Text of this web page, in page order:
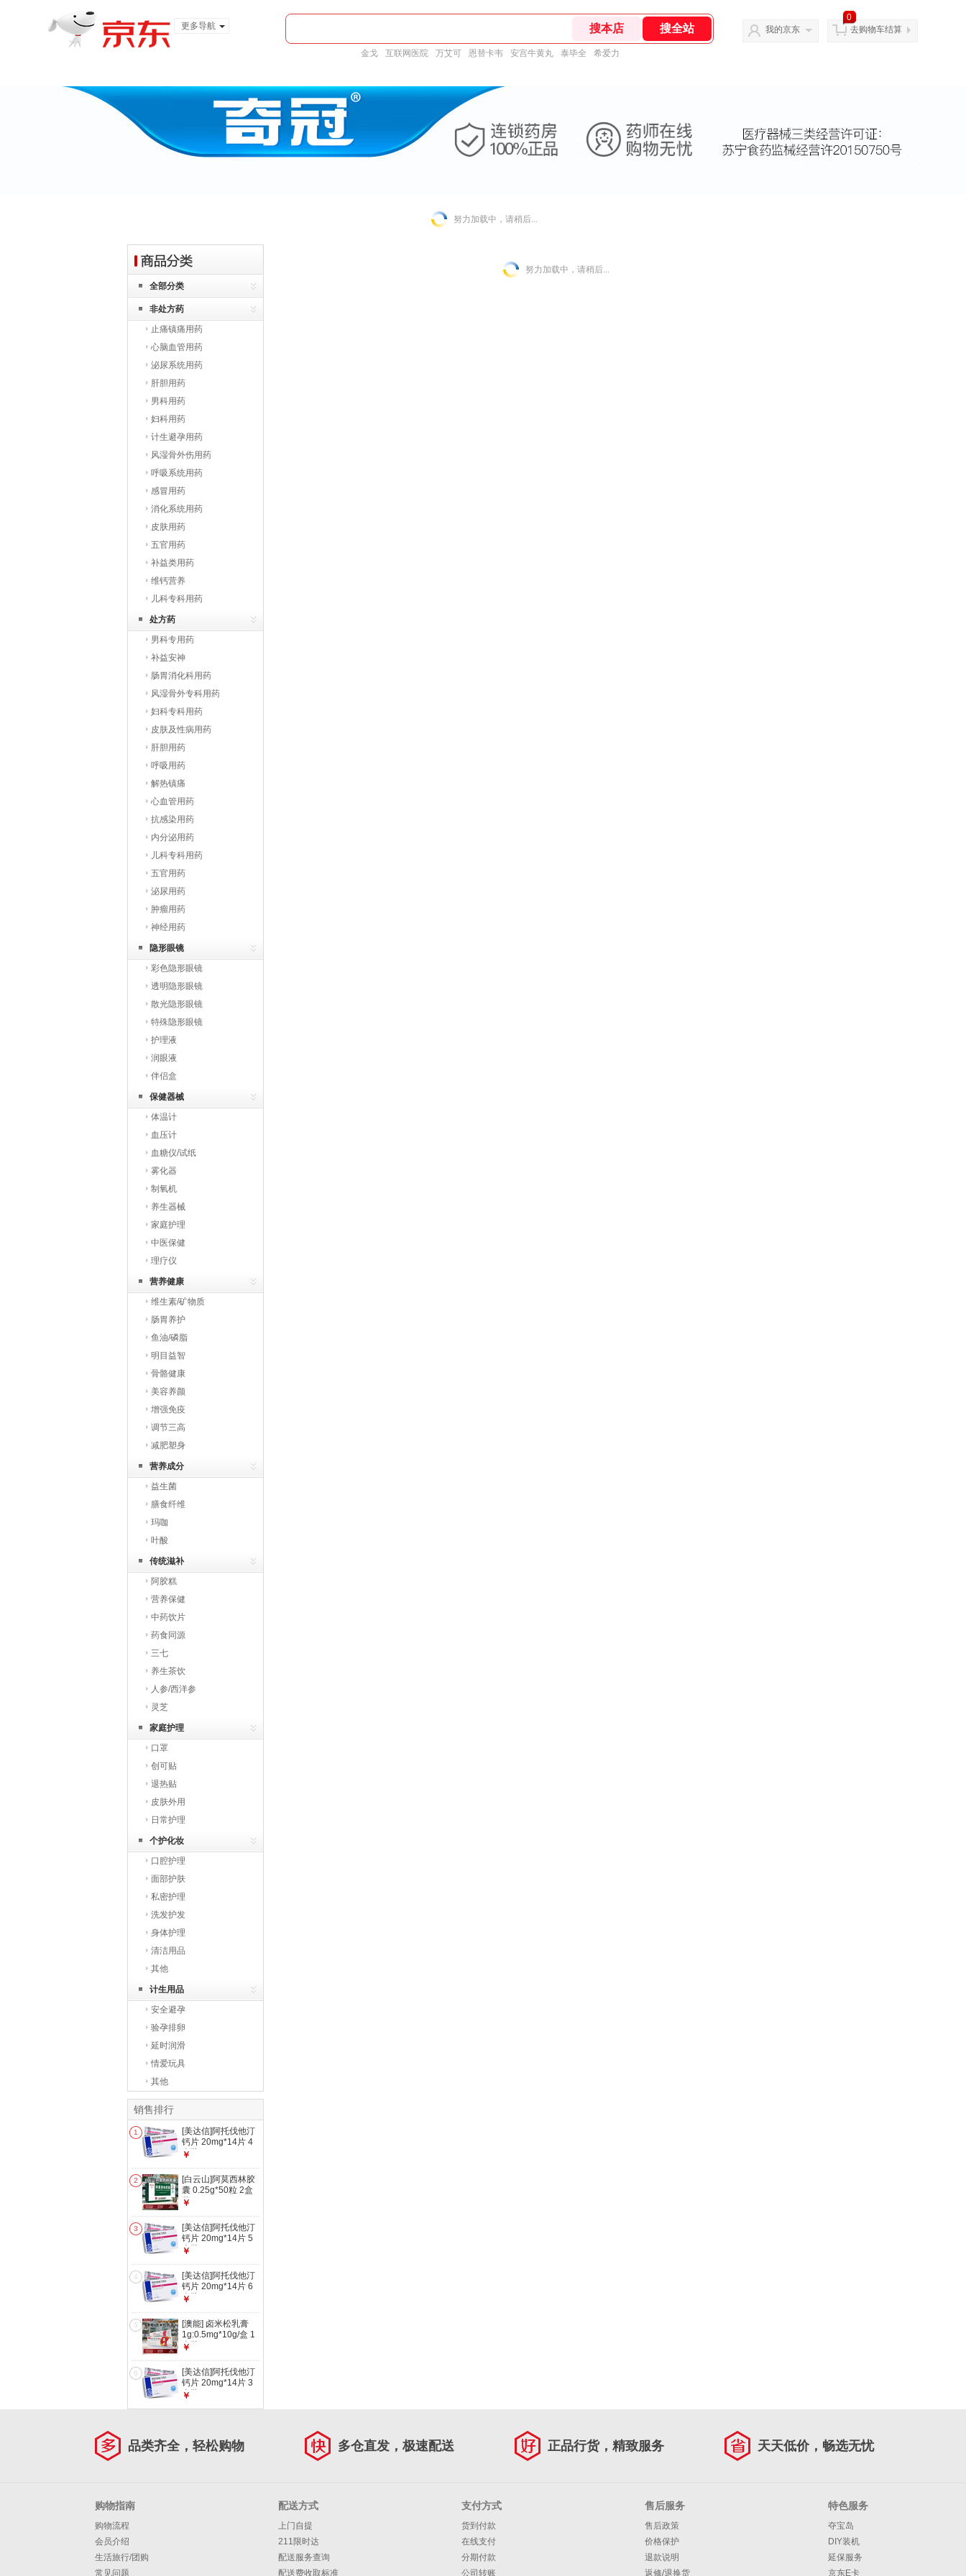
更多导航
金戈 互联网医院 万艾可 恩替卡韦 安宫牛黄丸 泰毕全 希爱力
我的京东
0
去购物车结算
努力加载中，请稍后...
全部分类
非处方药
止痛镇痛用药
心脑血管用药
泌尿系统用药
肝胆用药
男科用药
妇科用药
计生避孕用药
风湿骨外伤用药
呼吸系统用药
感冒用药
消化系统用药
皮肤用药
五官用药
补益类用药
维钙营养
儿科专科用药
处方药
男科专用药
补益安神
肠胃消化科用药
风湿骨外专科用药
妇科专科用药
皮肤及性病用药
肝胆用药
呼吸用药
解热镇痛
心血管用药
抗感染用药
内分泌用药
儿科专科用药
五官用药
泌尿用药
肿瘤用药
神经用药
隐形眼镜
彩色隐形眼镜
透明隐形眼镜
散光隐形眼镜
特殊隐形眼镜
护理液
润眼液
伴侣盒
保健器械
体温计
血压计
血糖仪/试纸
雾化器
制氧机
养生器械
家庭护理
中医保健
理疗仪
营养健康
维生素/矿物质
肠胃养护
鱼油/磷脂
明目益智
骨骼健康
美容养颜
增强免疫
调节三高
减肥塑身
营养成分
益生菌
膳食纤维
玛咖
叶酸
传统滋补
阿胶糕
营养保健
中药饮片
药食同源
三七
养生茶饮
人参/西洋参
灵芝
家庭护理
口罩
创可贴
退热贴
皮肤外用
日常护理
个护化妆
口腔护理
面部护肤
私密护理
洗发护发
身体护理
清洁用品
其他
计生用品
安全避孕
验孕排卵
延时润滑
情爱玩具
其他
销售排行
1
[美达信]阿托伐他汀
钙片 20mg*14片 4
盒装
￥
2
[白云山]阿莫西林胶
囊 0.25g*50粒 2盒
装
￥
3
[美达信]阿托伐他汀
钙片 20mg*14片 5
盒装
￥
4
[美达信]阿托伐他汀
钙片 20mg*14片 6
盒装
￥
5
[澳能] 卤米松乳膏
1g:0.5mg*10g/盒 1
盒装
￥
6
[美达信]阿托伐他汀
钙片 20mg*14片 3
盒装
￥
努力加载中，请稍后...
品类齐全，轻松购物 多仓直发，极速配送 正品行货，精致服务 天天低价，畅选无忧
购物指南
购物流程
会员介绍
生活旅行/团购
常见问题
配送方式
上门自提
211限时达
配送服务查询
配送费收取标准
支付方式
货到付款
在线支付
分期付款
公司转账
售后服务
售后政策
价格保护
退款说明
返修/退换货
特色服务
夺宝岛
DIY装机
延保服务
京东E卡